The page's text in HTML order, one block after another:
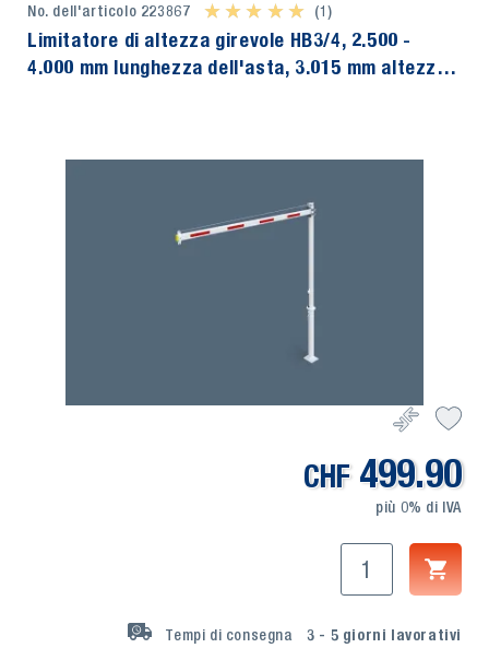
No. dell'articolo 223867 ★ ★ ★ ★ ★
★ ★ ★ ★ ★ (1)
Limitatore di altezza girevole HB3/4, 2.500 -
4.000 mm lunghezza dell'asta, 3.015 mm altezza,
499.90
CHF
più 0% di IVA
Tempi di consegna 3 - 5 giorni lavorativi